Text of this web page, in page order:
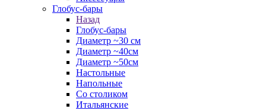
Глобус-бары
Назад
Глобус-бары
Диаметр ~30 см
Диаметр ~40см
Диаметр ~50см
Настольные
Напольные
Со столиком
Итальянские